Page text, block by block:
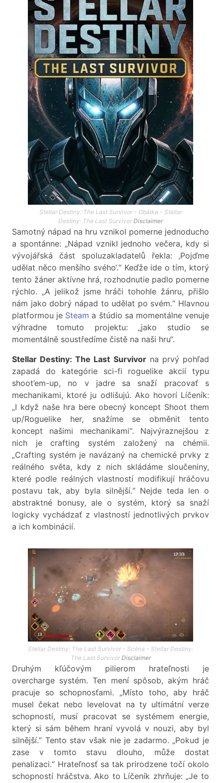
Stellar Destiny: The Last Survivor - Obálka - Stellar
Destiny: The Last SurvivorDisclaimer
Samotný nápad na hru vznikol pomerne jednoducho
a spontánne: „Nápad vznikl jednoho večera, kdy si
vývojářská část spoluzakladatelů řekla: ‚Pojďme
udělat něco menšího svého‘.“ Keďže ide o tím, ktorý
tento žáner aktívne hrá, rozhodnutie padlo pomerne
rýchlo. „A jelikož jsme hráči tohohle žánru, přišlo
nám jako dobrý nápad to udělat po svém.“ Hlavnou
platformou je Steam a štúdio sa momentálne venuje
výhradne tomuto projektu: „jako studio se
momentálně soustředíme čistě na naši hru“.
Stellar Destiny: The Last Survivorna prvý pohľad
zapadá do kategórie sci-fi roguelike akcií typu
shoot’em-up, no v jadre sa snaží pracovať s
mechanikami, ktoré ju odlišujú. Ako hovorí Líčeník:
„I když naše hra bere obecný koncept Shoot them
up/Roguelike her, snažíme se obměnit tento
koncept našimi mechanikami“. Najvýraznejšou z
nich je crafting systém založený na chémii.
„Crafting systém je navázaný na chemické prvky z
reálného světa, kdy z nich skládáme sloučeniny,
které podle reálných vlastností modifikují hráčovu
postavu tak, aby byla silnější.“ Nejde teda len o
abstraktné bonusy, ale o systém, ktorý sa snaží
logicky vychádzať z vlastností jednotlivých prvkov
a ich kombinácií.
Stellar Destiny: The Last Survivor - Scéna - Stellar Destiny:
The Last SurvivorDisclaimer
Druhým kľúčovým pilierom hrateľnosti je
overcharge systém. Ten mení spôsob, akým hráč
pracuje so schopnosťami. „Místo toho, aby hráč
musel čekat nebo levelovat na ty ultimátní verze
schopností, musí pracovat se systémem energie,
který si sám během hraní vyvolá v nouzi, aby byl
silnější.“ Tento stav však nie je zadarmo. „Pokud je
zase v tomto stavu dlouho, může dostat
penalizaci.“ Hrateľnosť sa tak prirodzene točí okolo
schopností hráčstva. Ako to Líčeník zhrňuje: „Je to